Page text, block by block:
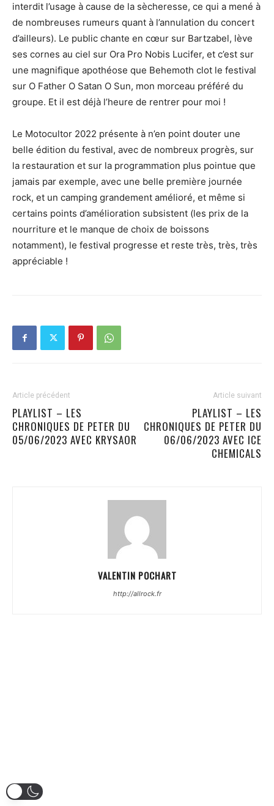
interdit l’usage à cause de la sècheresse, ce qui a mené à
de nombreuses rumeurs quant à l’annulation du concert
d’ailleurs). Le public chante en cœur sur Bartzabel, lève
ses cornes au ciel sur Ora Pro Nobis Lucifer, et c’est sur
une magnifique apothéose que Behemoth clot le festival
sur O Father O Satan O Sun, mon morceau préféré du
groupe. Et il est déjà l’heure de rentrer pour moi !
Le Motocultor 2022 présente à n’en point douter une
belle édition du festival, avec de nombreux progrès, sur
la restauration et sur la programmation plus pointue que
jamais par exemple, avec une belle première journée
rock, et un camping grandement amélioré, et même si
certains points d’amélioration subsistent (les prix de la
nourriture et le manque de choix de boissons
notamment), le festival progresse et reste très, très, très
appréciable !
Article précédent
PLAYLIST – LES
CHRONIQUES DE PETER DU
05/06/2023 AVEC KRYSAOR
Article suivant
PLAYLIST – LES
CHRONIQUES DE PETER DU
06/06/2023 AVEC ICE
CHEMICALS
VALENTIN POCHART
http://allrock.fr